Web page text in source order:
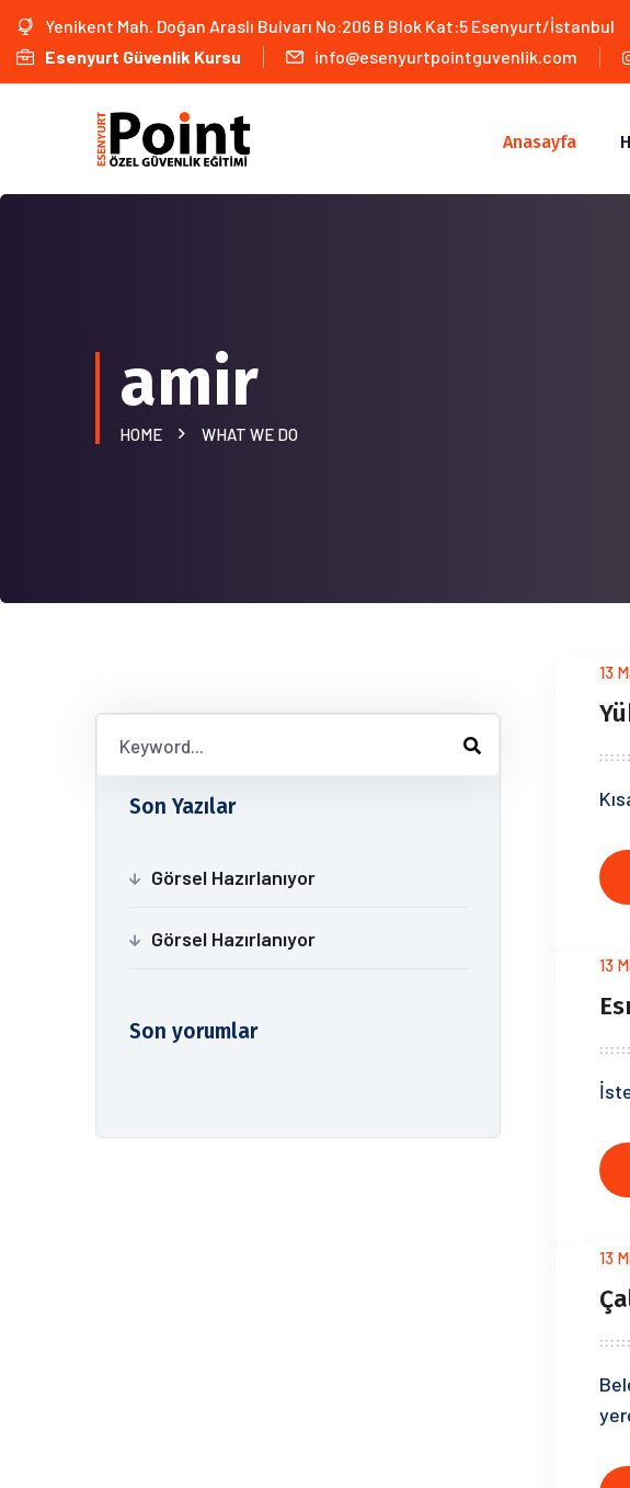
Yenikent Mah. Doğan Araslı Bulvarı No:206 B Blok Kat:5 Esenyurt/İstanbul
Esenyurt Güvenlik Kursu
info@esenyurtpointguvenlik.com
Anasayfa
amir
HOME WHAT WE DO
Son Yazılar
Görsel Hazırlanıyor
Görsel Hazırlanıyor
Son yorumlar
13
13
13